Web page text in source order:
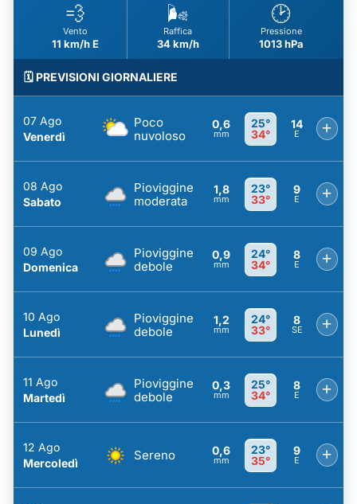
💨
Vento
11 km/h E
🌬️
Raffica
34 km/h
🕑
Pressione
1013 hPa
🗓️ PREVISIONI GIORNALIERE
07 Ago
Venerdì
Poco
nuvoloso
0,6
mm
25°
34°
14
E +
08 Ago
Sabato
Pioviggine
moderata
1,8
mm
23°
33°
9
E +
09 Ago
Domenica
Pioviggine
debole
0,9
mm
24°
34°
8
E +
10 Ago
Lunedì
Pioviggine
debole
1,2
mm
24°
33°
8
SE +
11 Ago
Martedì
Pioviggine
debole
0,3
mm
25°
34°
8
E +
12 Ago
Mercoledì
Sereno 0,6
mm
23°
35°
9
E +